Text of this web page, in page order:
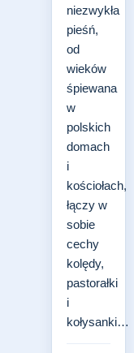
niezwykła
pieśń,
od
wieków
śpiewana
w
polskich
domach
i
kościołach,
łączy w
sobie
cechy
kolędy,
pastorałki
i
kołysanki…